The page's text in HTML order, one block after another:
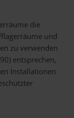
die
und
zu verwenden
entsprechen,
Installationen